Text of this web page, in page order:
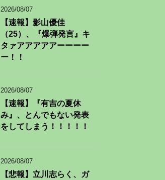
2026/08/07
【速報】影山優佳
（25）、『爆弾発言』キ
タァアアアアアーーーー
ー！！
2026/08/07
【速報】『有吉の夏休
み』、とんでもない発表
をしてしまう！！！！！
2026/08/07
【悲報】立川志らく、ガ